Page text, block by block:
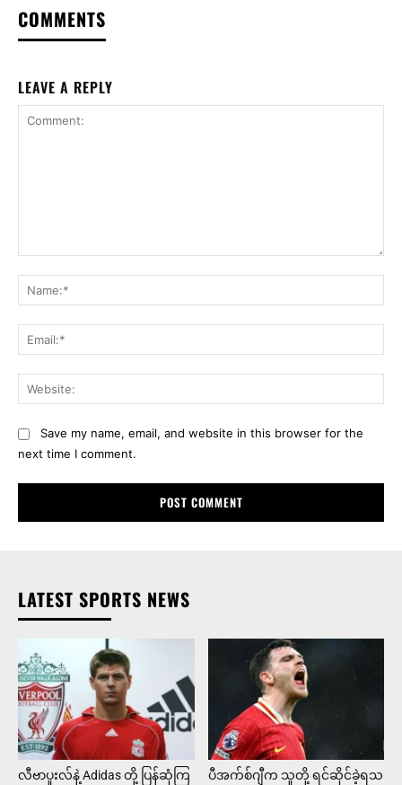
COMMENTS
LEAVE A REPLY
Save my name, email, and website in this browser for the
next time I comment.
LATEST SPORTS NEWS
လီဗာပူးလ်နဲ့ Adidas တို့ ပြန်ဆုံကြ
ပီအက်စ်ဂျီက သူတို့ ရင်ဆိုင်ခဲ့ရသ